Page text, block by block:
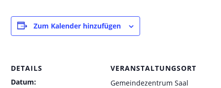
Zum Kalender hinzufügen
DETAILS
Datum:
VERANSTALTUNGSORT
Gemeindezentrum Saal